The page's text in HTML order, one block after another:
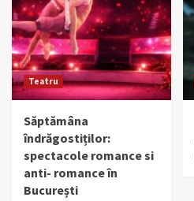
Teatru
Săptămâna
îndrăgostiților:
spectacole romance si
anti- romance în
București